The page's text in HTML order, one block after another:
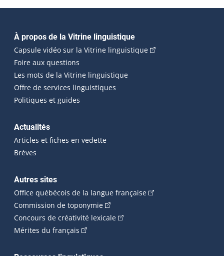
Navigation principale
À propos de la Vitrine linguistique
Capsule vidéo sur la Vitrine linguistique(Cet hyperlien
Foire aux questions
Les mots de la Vitrine linguistique
Offre de services linguistiques
Politiques et guides
Actualités
Articles et fiches en vedette
Brèves
Autres sites
Office québécois de la langue française(Cet hyperlien
Commission de toponymie(Cet hyperlien externe s'ouvrira
Concours de créativité lexicale(Cet hyperlien externe
Mérites du français (Cet hyperlien externe s'ouvrira dans une